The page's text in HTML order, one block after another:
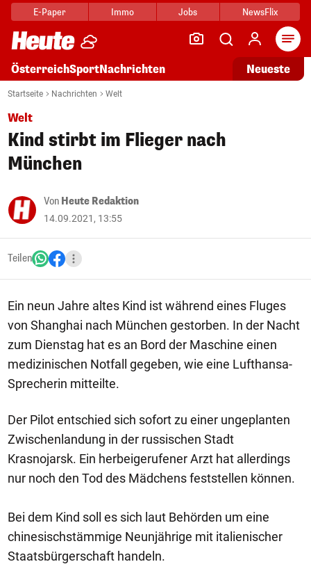
E-Paper Immo Jobs NewsFlix
ÖsterreichSportNachrichten Neueste
Startseite Nachrichten Welt
Welt
Kind stirbt im Flieger nach
München
Von Heute Redaktion
14.09.2021, 13:55
Teilen
Ein neun Jahre altes Kind ist während eines Fluges
von Shanghai nach München gestorben. In der Nacht
zum Dienstag hat es an Bord der Maschine einen
medizinischen Notfall gegeben, wie eine Lufthansa-
Sprecherin mitteilte.
Der Pilot entschied sich sofort zu einer ungeplanten
Zwischenlandung in der russischen Stadt
Krasnojarsk. Ein herbeigerufener Arzt hat allerdings
nur noch den Tod des Mädchens feststellen können.
Bei dem Kind soll es sich laut Behörden um eine
chinesischstämmige Neunjährige mit italienischer
Staatsbürgerschaft handeln.